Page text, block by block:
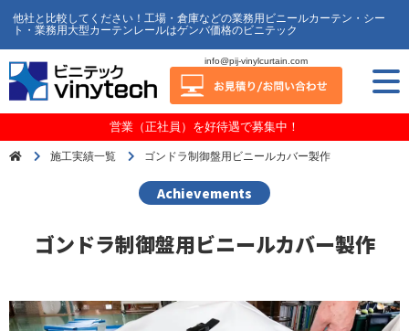
他社と比較してください！工場・倉庫などの業務用ビニールカーテン・シー
ト・業務用大型カーテンレールはゲンバ価格のビニテック
info@pij-vinylcurtain.com
営業（正社員）を好待遇で募集中！
施工実績一覧 ゴンドラ制御盤用ビニールカバー製作
Achievements
ゴンドラ制御盤用ビニールカバー製作